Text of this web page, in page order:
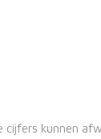
cijfers kunnen